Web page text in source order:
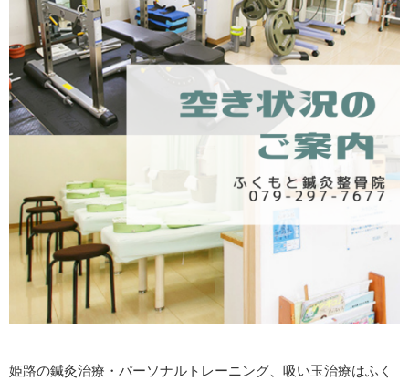
姫路の鍼灸治療・パーソナルトレーニング、吸い玉治療はふく